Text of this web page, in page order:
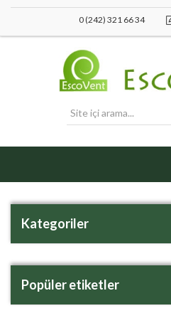
0 (242) 321 66 34
Kategoriler
Popüler etiketler